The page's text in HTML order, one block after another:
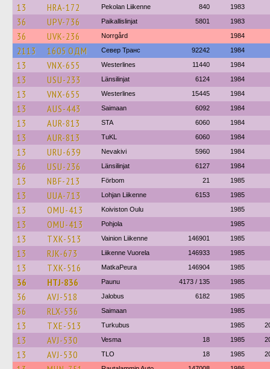
13 HRA-172 Pekolan Liikenne 840 1983
36 UPV-736 Paikallislinjat 5801 1983
36 UVK-236 Norrgård 1984
2113 1605 ОДМ Север Транс 92242 1984
13 VNX-655 Westerlines 11440 1984
13 USU-233 Länsilinjat 6124 1984
13 VNX-655 Westerlines 15445 1984
13 AUS-443 Saimaan 6092 1984
13 AUR-813 STA 6060 1984
13 AUR-813 TuKL 6060 1984
13 URU-639 Nevakivi 5960 1984
36 USU-236 Länsilinjat 6127 1984
13 NBF-213 Förbom 21 1985
13 UUA-713 Lohjan Liikenne 6153 1985
13 OMU-413 Koiviston Oulu 1985
13 OMU-413 Pohjola 1985
13 TXK-513 Vainion Liikenne 146901 1985
13 RJK-673 Liikenne Vuorela 146933 1985
13 TXK-516 MatkaPeura 146904 1985
36 HTJ-836 Paunu 4173 / 135 1985
36 AVJ-518 Jalobus 6182 1985
36 RLX-536 Saimaan 1985
13 TXE-513 Turkubus 1985
13 AVJ-530 Vesma 18 1985
13 AVJ-530 TLO 18 1985